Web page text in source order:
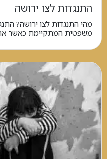
התנגדות לצו ירושה
מהי התנגדות לצו ירושה?
משפטית המתקיימת כאשר